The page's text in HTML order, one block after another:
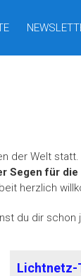
der Welt
Segen für die
herzlich
du dir
Lichtnetz-